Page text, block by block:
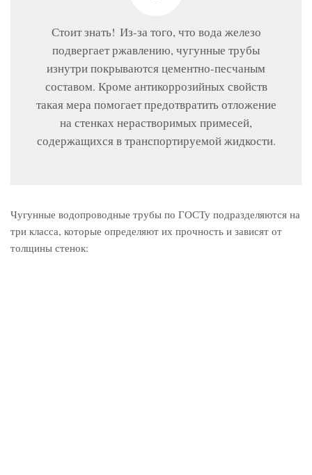
Стоит знать! Из-за того, что вода железо
подвергает ржавлению, чугунные трубы
изнутри покрываются цементно-песчаным
составом. Кроме антикоррозийных свойств
такая мера помогает предотвратить отложение
на стенках нерастворимых примесей,
содержащихся в транспортируемой жидкости.
Чугунные водопроводные трубы по ГОСТу подразделяются на
три класса, которые определяют их прочность и зависят от
толщины стенок: